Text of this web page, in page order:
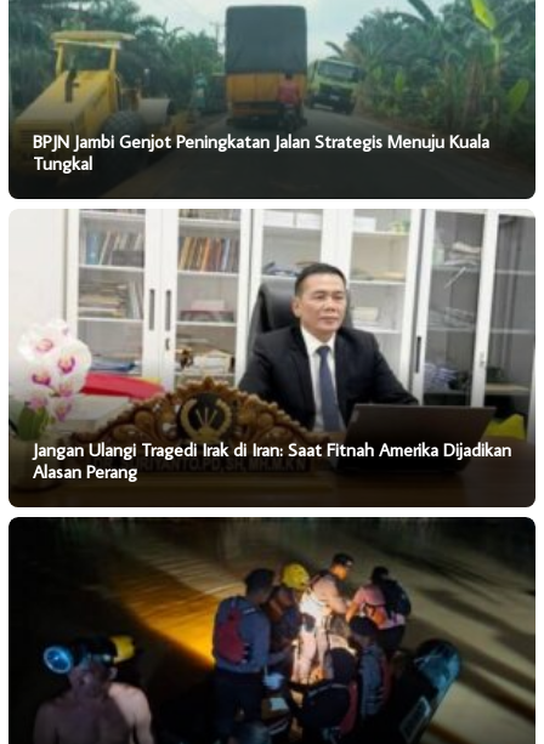
BPJN Jambi Genjot Peningkatan Jalan Strategis Menuju Kuala
Tungkal
Jangan Ulangi Tragedi Irak di Iran: Saat Fitnah Amerika Dijadikan
Alasan Perang